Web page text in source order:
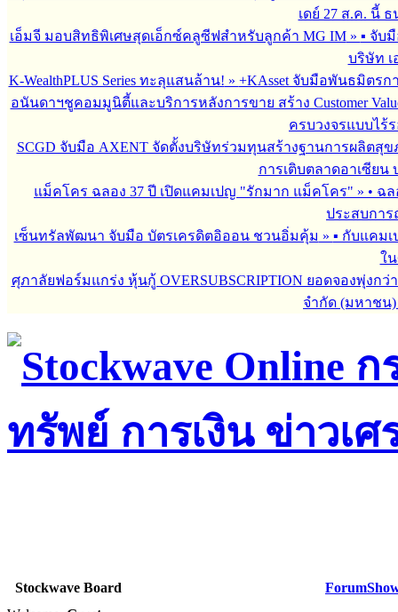
เดย์ 27 ส.ค. นี้
เอ็มจี มอบสิทธิพิเศษสุดเอ็กซ์คลูซีฟสำหรับลูกค้า MG IM» ▪︎ จับ
บริษัท เ
K-WealthPLUS Series ทะลุแสนล้าน! » +KAsset จับมือพันธมิตรการ
อนันดาฯชูคอมมูนิตี้และบริการหลังการขาย สร้าง Customer
ครบวงจรแบบไร้
SCGD จับมือ AXENT จัดตั้งบริษัทร่วมทุนสร้างฐานการผลิต
การเติบตลาดอาเซียน
แม็คโคร ฉลอง 37 ปี เปิดแคมเปญ "รักมาก แม็คโคร" » • ฉ
ประสบกา
เซ็นทรัลพัฒนา จับมือ บัตรเครดิตอิออน ชวนอิ่มคุ้ม » ▪︎ กับแคม
ใ
ศุภาลัยฟอร์มแกร่ง หุ้นกู้ OVERSUBSCRIPTION ยอดจองพุ่งกว่
จำกัด (มหาชน)
Stockwave Board Forum